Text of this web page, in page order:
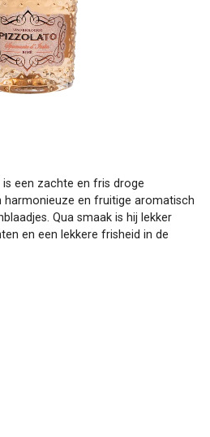
een zachte en fris droge
harmonieuze en fruitige aromatisch
Qua smaak is hij lekker
en een lekkere frisheid in de